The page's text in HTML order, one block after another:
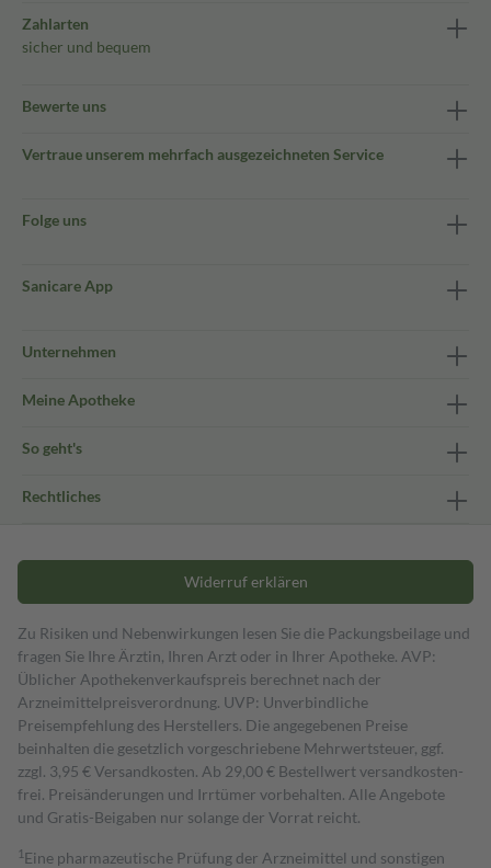
Zahlarten
sicher und bequem
Bewerte uns
Vertraue unserem mehrfach ausgezeichneten Service
Folge uns
Sanicare App
Unternehmen
Meine Apotheke
So geht's
Rechtliches
Widerruf erklären
Zu Risiken und Nebenwirkungen lesen Sie die Packungsbeilage und
fragen Sie Ihre Ärztin, Ihren Arzt oder in Ihrer Apotheke. AVP:
Üblicher Apothekenverkaufspreis berechnet nach der
Arzneimittelpreisverordnung. UVP: Unverbindliche
Preisempfehlung des Herstellers. Die angegebenen Preise
beinhalten die gesetzlich vorgeschriebene Mehrwertsteuer, ggf.
zzgl. 3,95 € Versandkosten. Ab 29,00 € Bestell­wert versand­kosten­
frei. Preisänderungen und Irrtümer vorbehalten. Alle Angebote
und Gratis-Beigaben nur solange der Vorrat reicht.
1 Eine pharmazeutische Prüfung der Arzneimittel und sonstigen